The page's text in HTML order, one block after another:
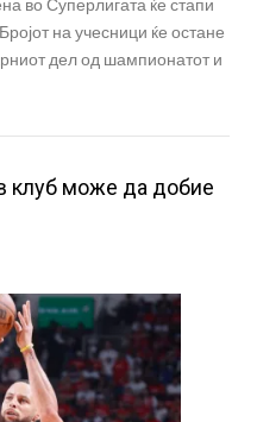
во Суперлигата ќе стапи
на учесници ќе остане
дел од шампионатот и
клуб може да добие